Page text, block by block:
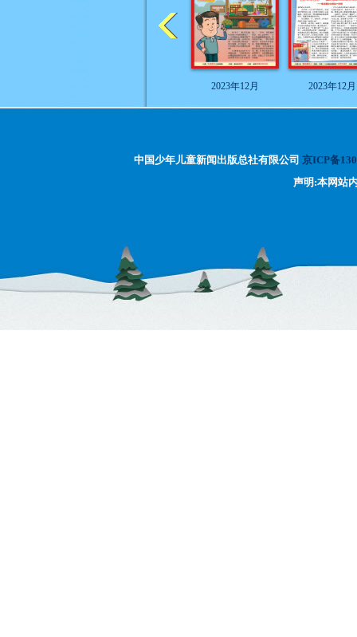
2023年12月 2023年12月
中国少年儿童新闻出版总社有限公司 京ICP备
声明:本网站